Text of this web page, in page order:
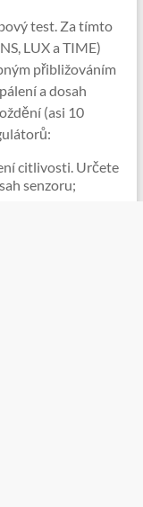
test. Za tímto
LUX a TIME)
přibližováním
a dosah
(asi 10
citlivosti. Určete
senzoru;